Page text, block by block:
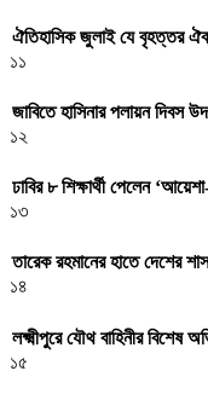
ঐতিহাসিক জুলাই যে বৃহত্তর
১১
জাবিতে হাসিনার পলায়ন দিবস
১২
ঢাবির ৮ শিক্ষার্থী পেলেন
১৩
তারেক রহমানের হাতে দেশের
১৪
লক্ষ্মীপুরে যৌথ বাহিনীর বিশেষ
১৫